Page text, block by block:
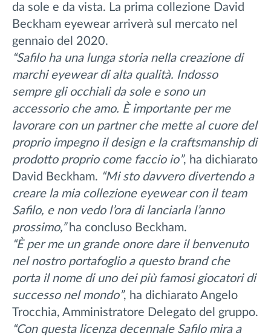
da sole e da vista. La prima collezione David
Beckham eyewear arriverà sul mercato nel
gennaio del 2020.
“Safilo ha una lunga storia nella creazione di
marchi eyewear di alta qualità. Indosso
sempre gli occhiali da sole e sono un
accessorio che amo. È importante per me
lavorare con un partner che mette al cuore del
proprio impegno il design e la craftsmanship di
prodotto proprio come faccio io”, ha dichiarato
David Beckham. “Mi sto davvero divertendo a
creare la mia collezione eyewear con il team
Safilo, e non vedo l’ora di lanciarla l’anno
prossimo,” ha concluso Beckham.
“È per me un grande onore dare il benvenuto
nel nostro portafoglio a questo brand che
porta il nome di uno dei più famosi giocatori di
successo nel mondo”, ha dichiarato Angelo
Trocchia, Amministratore Delegato del gruppo.
“Con questa licenza decennale Safilo mira a